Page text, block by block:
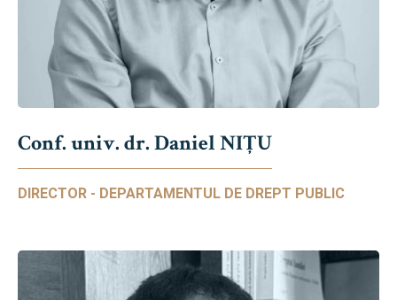
Conf. univ. dr. Daniel NIŢU
DIRECTOR - DEPARTAMENTUL DE DREPT PUBLIC